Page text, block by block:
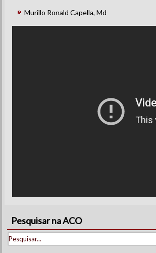
Murillo Ronald Capella, Md
Pesquisar na ACO